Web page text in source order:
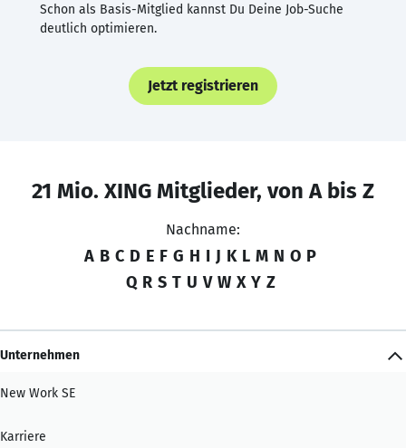
Schon als Basis-Mitglied kannst Du Deine Job-Suche
deutlich optimieren.
Jetzt registrieren
21 Mio. XING Mitglieder, von A bis Z
Nachname:
A B C D E F G H I J K L M N O P
Q R S T U V W X Y Z
Unternehmen
New Work SE
Karriere